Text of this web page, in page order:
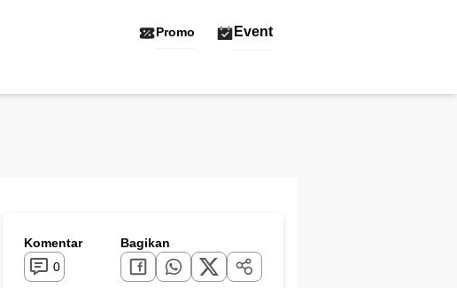
Promo Event
Komentar
0
Bagikan